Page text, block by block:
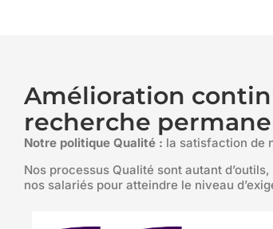
Amélioration
recherche
Notre politique Qualité : la satisfaction de
Nos processus Qualité sont autant
nos salariés pour atteindre le niveau